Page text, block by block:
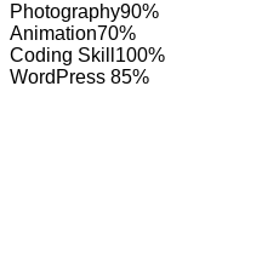
Photography90%
Animation70%
Coding Skill 100%
WordPress 85%